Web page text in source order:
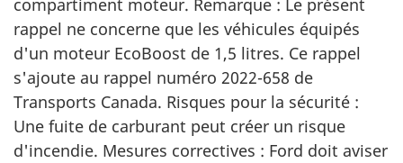
compartiment moteur. Remarque : Le présent
rappel ne concerne que les véhicules équipés
d'un moteur EcoBoost de 1,5 litres. Ce rappel
s'ajoute au rappel numéro 2022-658 de
Transports Canada. Risques pour la sécurité :
Une fuite de carburant peut créer un risque
d'incendie. Mesures correctives : Ford doit aviser